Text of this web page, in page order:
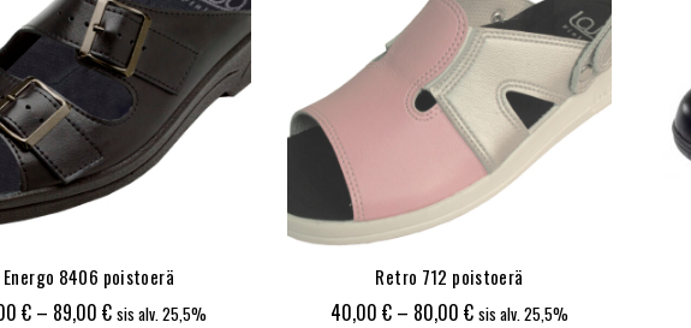
Energo 8406 poistoerä
€ – 89,00 €Hintaluokka:
sis alv. 25,5%
Retro 712 poistoerä
40,00 € – 80,00 €Hintaluokka:
sis alv. 25,5%